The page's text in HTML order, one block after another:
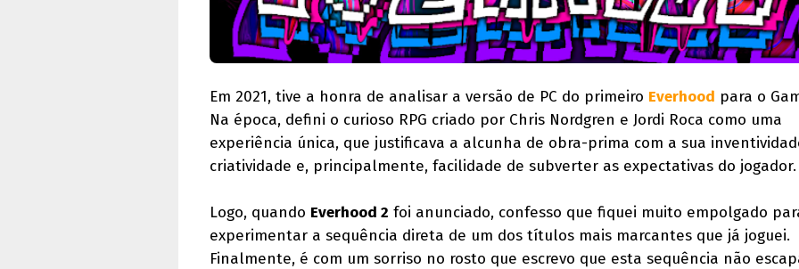
Em 2021, tive a honra de analisar a versão de PC do primeiro Everhood para o
Na época, defini o curioso RPG criado por Chris Nordgren e Jordi Roca como uma
experiência única, que justificava a alcunha de obra-prima com a sua
criatividade e, principalmente, facilidade de subverter as expectativas do jogador.
Logo, quando Everhood 2 foi anunciado, confesso que fiquei muito empolgado
experimentar a sequência direta de um dos títulos mais marcantes que já joguei.
Finalmente, é com um sorriso no rosto que escrevo que esta sequência não